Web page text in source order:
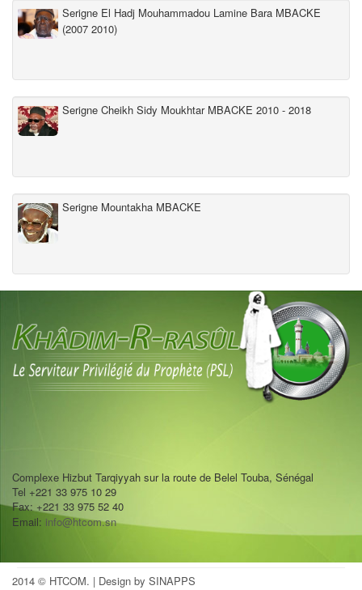
Serigne El Hadj Mouhammadou Lamine Bara MBACKE
(2007 2010)
Serigne Cheikh Sidy Moukhtar MBACKE 2010 - 2018
Serigne Mountakha MBACKE
Complexe Hizbut Tarqiyyah sur la route de Belel Touba, Sénégal
Tel +221 33 975 10 29
Fax: +221 33 975 52 40
Email: info@htcom.sn
2014 © HTCOM. | Design by SINAPPS